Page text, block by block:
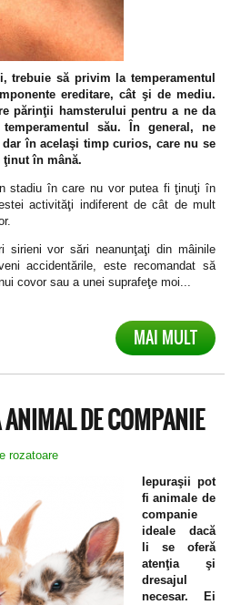
trebuie să privim la temperamentul
ereditare, cât şi de mediu.
părinţii hamsterului pentru a ne da
său. În general, ne
în acelaşi timp curios, care nu se
ţinut în mână.
stadiu în care nu vor putea fi ţinuţi în
activităţi indiferent de cât de mult
sirieni vor sări neanunţaţi din mâinile
accidentările, este recomandat să
covor sau a unei suprafeţe moi...
MAI MULT
ANIMAL DE COMPANIE
rozatoare
Iepuraşii pot
fi animale de
companie
ideale dacă
li se oferă
atenţia şi
dresajul
necesar. Ei